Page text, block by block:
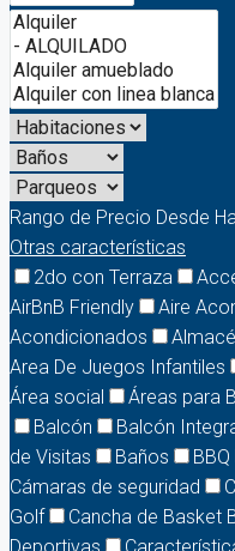
Rango de Precio Desde
Otras características
2do con Terraza
AirBnB Friendly
Aire
Acondicionados
Area De Juegos Infantiles
Área social
Áreas para
Balcón
Balcón
de Visitas
Baños BBQ
Cámaras de seguridad
Golf
Cancha de Basket
Deportivas